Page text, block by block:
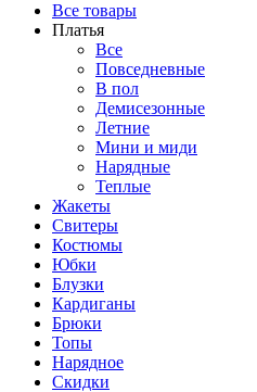
Все товары
Платья
Все
Повседневные
В пол
Демисезонные
Летние
Мини и миди
Нарядные
Теплые
Жакеты
Свитеры
Костюмы
Юбки
Блузки
Кардиганы
Брюки
Топы
Нарядное
Скидки